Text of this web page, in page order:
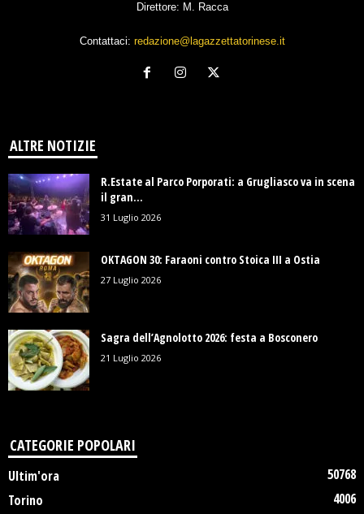
Direttore: M. Racca
Contattaci: redazione@lagazzettatorinese.it
ALTRE NOTIZIE
R.Estate al Parco Porporati: a Grugliasco va in scena
il gran...
31 Luglio 2026
OKTAGON 30: Faraoni contro Stoica III a Ostia
27 Luglio 2026
Sagra dell’Agnolotto 2026: festa a Bosconero
21 Luglio 2026
CATEGORIE POPOLARI
Ultim'ora
50768
Torino
4006